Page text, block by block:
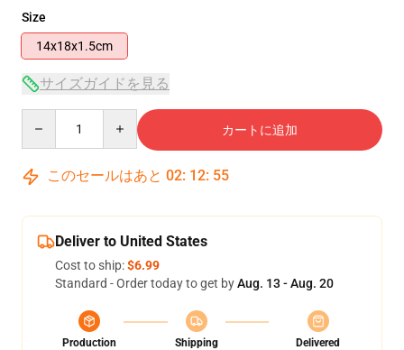
Size
14x18x1.5cm
サイズガイドを見る
カートに追加
このセールはあと 02: 12: 54
Deliver to United States
Cost to ship:$6.99
Standard - Order today to get byAug. 13 - Aug. 20
Production
Shipping
Delivered